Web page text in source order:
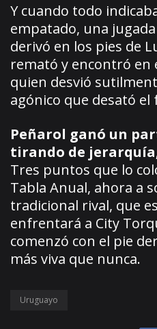
Y cuando todo
empatado, una
derivó en los pies de
remató y encontró en
quien desvió
agónico que desató
Peñarol ganó un
tirando de
Tres puntos que lo
Tabla Anual, ahora a
tradicional rival, que
enfrentará a City
comenzó con el pie
más viva que nunca.
Uruguayo